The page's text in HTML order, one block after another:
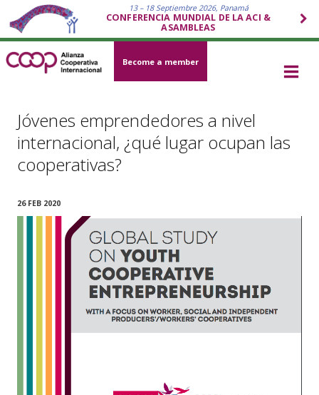
13 – 18 Septiembre 2026, Panamá
CONFERENCIA MUNDIAL DE LA ACI &
ASAMBLEAS
Become a member
Jóvenes emprendedores a nivel
internacional, ¿qué lugar ocupan las
cooperativas?
26 FEB 2020